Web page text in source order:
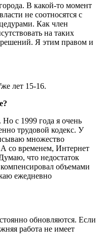
В какой-то момент
не соотносятся с
Как член
на таких
Я этим правом и
лет 15-16.
с 1999 года я очень
трудовой кодекс. У
множество
со временем, Интернет
что недостаток
объемами
ежедневно
обновляются. Если
работа не имеет